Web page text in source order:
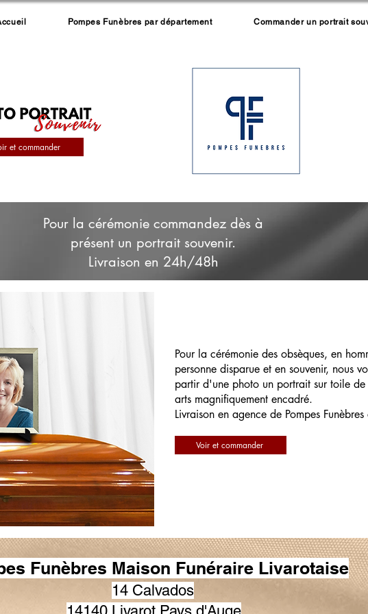
Pompes Funèbres par département Commander un portrait
et commander
Pour la cérémonie commandez dès à
présent un portrait souvenir.
Livraison en 24h/48h
Pour la cérémonie des obsèques, en
personne disparue et en souvenir, nous
partir d'une photo un portrait sur toile
arts magnifiquement encadré.
Livraison en agence de Pompes
Voir et commander
Funèbres Maison Funéraire Livarotaise
14 Calvados